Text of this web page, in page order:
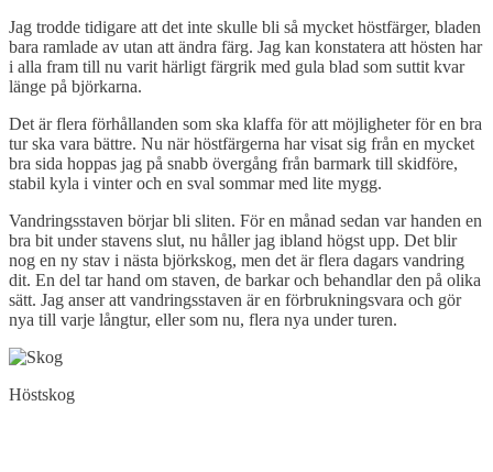
Jag trodde tidigare att det inte skulle bli så mycket höstfärger, bladen
bara ramlade av utan att ändra färg. Jag kan konstatera att hösten har
i alla fram till nu varit härligt färgrik med gula blad som suttit kvar
länge på björkarna.
Det är flera förhållanden som ska klaffa för att möjligheter för en bra
tur ska vara bättre. Nu när höstfärgerna har visat sig från en mycket
bra sida hoppas jag på snabb övergång från barmark till skidföre,
stabil kyla i vinter och en sval sommar med lite mygg.
Vandringsstaven börjar bli sliten. För en månad sedan var handen en
bra bit under stavens slut, nu håller jag ibland högst upp. Det blir
nog en ny stav i nästa björkskog, men det är flera dagars vandring
dit. En del tar hand om staven, de barkar och behandlar den på olika
sätt. Jag anser att vandringsstaven är en förbrukningsvara och gör
nya till varje långtur, eller som nu, flera nya under turen.
Höstskog